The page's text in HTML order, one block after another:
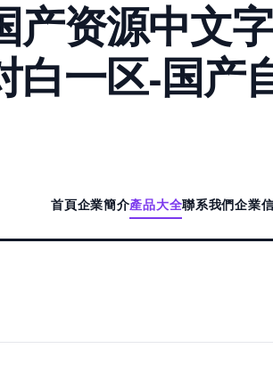
产资源中文
一区-国产
首頁企業簡介產品大全聯系我們企業